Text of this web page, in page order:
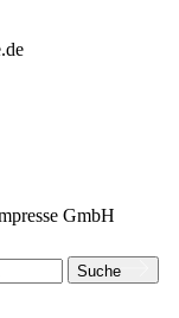
GmbH
Suche